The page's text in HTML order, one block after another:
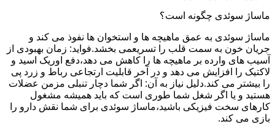
ماساژ سوئدی چگونه است؟
ماساژ سوئدی به عمق ماهیچه ها و استخوان ها نفوذ می کند و
جریان خون به سمت قلب را تسریعمی بخشد.فواید: زمان بهبودی از
آسیب های وارده بر ماهیچه ها را کاهش می دهد،دفع اوریک اسید و
لاکتیک را افزایش می دهد و در آخر قابلیت ارتجاعی رباط و زرد پی
را بیشتر می کند.دلیل نیاز به آن: اگر شما دچار تنبلی مزمن عضلات
هستید و یا اگر شغل شما طوری است که باید همیشه مشغول
کارهای سخت فیزیکی باشید،ماساژ سوئدی برای شما نقش دارو را
بازی می کند.